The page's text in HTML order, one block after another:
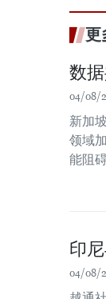
更
数
04/08/
新加
领域
能阻
印
04/08/